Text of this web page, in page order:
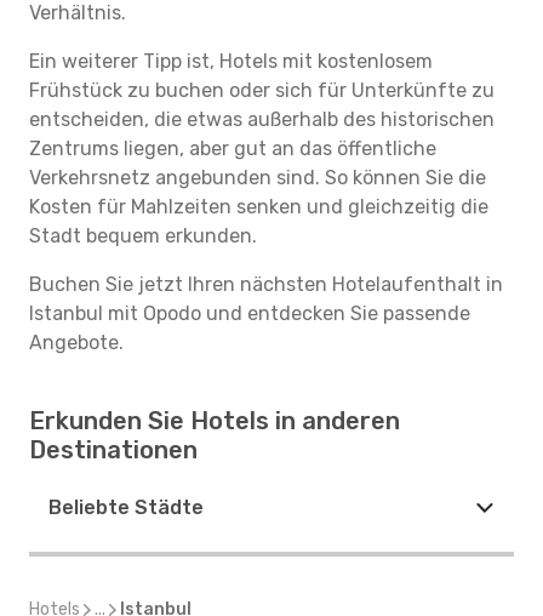
Verhältnis.
Ein weiterer Tipp ist, Hotels mit kostenlosem
Frühstück zu buchen oder sich für Unterkünfte zu
entscheiden, die etwas außerhalb des historischen
Zentrums liegen, aber gut an das öffentliche
Verkehrsnetz angebunden sind. So können Sie die
Kosten für Mahlzeiten senken und gleichzeitig die
Stadt bequem erkunden.
Buchen Sie jetzt Ihren nächsten Hotelaufenthalt in
Istanbul mit Opodo und entdecken Sie passende
Angebote.
Erkunden Sie Hotels in anderen
Destinationen
Beliebte Städte
Hotels ... Istanbul